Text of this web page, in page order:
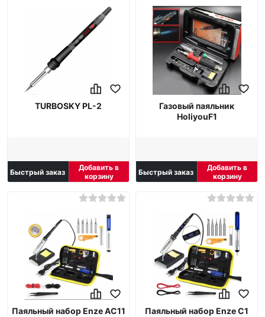
TURBOSKY PL-2
Быстрый заказ
Добавить в
корзину
Газовый паяльник
HoliyouF1
Быстрый заказ
Добавить в
корзину
Паяльный набор Enze AC11 Паяльный набор Enze C1